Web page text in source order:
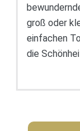
groß oder
einfachen
die